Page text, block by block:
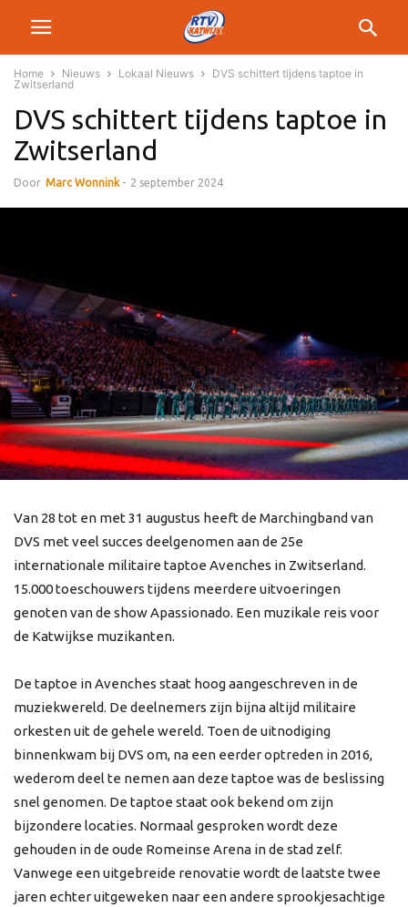
Home Nieuws Lokaal Nieuws
DVS schittert tijdens taptoe in
Zwitserland
DVS schittert tijdens taptoe in
Zwitserland
Door Marc Wonnink - 2 september 2024
Van 28 tot en met 31 augustus heeft de Marchingband van
DVS met veel succes deelgenomen aan de 25e
internationale militaire taptoe Avenches in Zwitserland.
15.000 toeschouwers tijdens meerdere uitvoeringen
genoten van de show Apassionado. Een muzikale reis voor
de Katwijkse muzikanten.
De taptoe in Avenches staat hoog aangeschreven in de
muziekwereld. De deelnemers zijn bijna altijd militaire
orkesten uit de gehele wereld. Toen de uitnodiging
binnenkwam bij DVS om, na een eerder optreden in 2016,
wederom deel te nemen aan deze taptoe was de beslissing
snel genomen. De taptoe staat ook bekend om zijn
bijzondere locaties. Normaal gesproken wordt deze
gehouden in de oude Romeinse Arena in de stad zelf.
Vanwege een uitgebreide renovatie wordt de laatste twee
jaren echter uitgeweken naar een andere sprookjesachtige